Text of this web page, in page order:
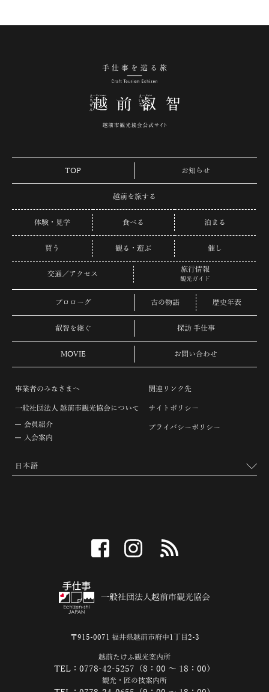
TOP お知らせ
越前を旅する
体験・見学 食べる 泊まる
買う 観る・遊ぶ 催し
交通／アクセス
旅行情報
観光ガイド
プロローグ 古の物語 歴史年表
叡智を継ぐ 探訪 手仕事
MOVIE お問い合わせ
事業者のみなさまへ
一般社団法人 越前市観光協会について
会員紹介
入会案内
関連リンク先
サイトポリシー
プライバシーポリシー
facebook instagram
一般社団法人越前市観光協会
〒915-0071 福井県越前市府中1丁目2-3
越前たけふ観光案内所
TEL：0778-42-5257（8：00 ～ 18：00）
観光・匠の技案内所